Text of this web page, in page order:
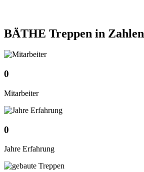
BÄTHE Treppen in Zahlen
0
Mitarbeiter
0
Jahre Erfahrung